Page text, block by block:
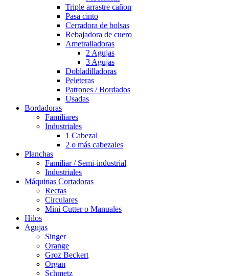
Triple arrastre cañon
Pasa cinto
Cerradora de bolsas
Rebajadora de cuero
Ametralladoras
2 Agujas
3 Agujas
Dobladilladoras
Peleteras
Patrones / Bordados
Usadas
Bordadoras
Familiares
Industriales
1 Cabezal
2 o más cabezales
Planchas
Familiar / Semi-industrial
Industriales
Máquinas Cortadoras
Rectas
Circulares
Mini Cutter o Manuales
Hilos
Agujas
Singer
Orange
Groz Beckert
Organ
Schmetz